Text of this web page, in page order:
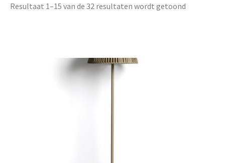
Resultaat 1–15 van de 32 resultaten wordt getoond